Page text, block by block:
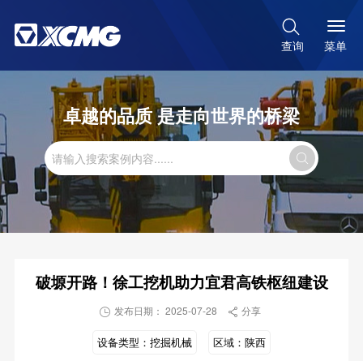

查询 菜单
卓越的品质 是走向世界的桥梁

破塬开路！徐工挖机助力宜君高铁枢纽建设
 发布日期： 2025-07-28  分享
设备类型： 挖掘机械 区域： 陕西